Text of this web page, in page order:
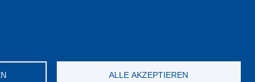
ALLE AKZEPTIEREN
Unitarie delle Scuole (RSU)